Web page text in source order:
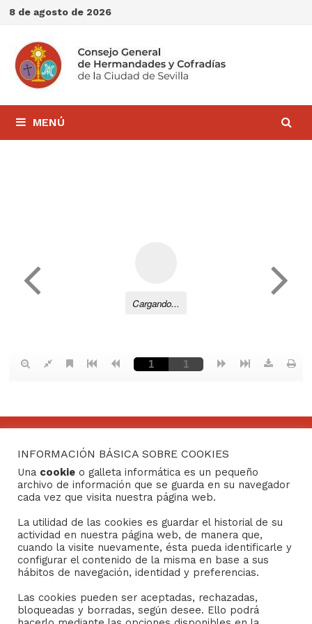
Saltar
contenido
8 de agosto de 2026
MENÚ
CONTACTO
Consejo General de Hermandades y Cofradías de la
ciudad de Sevilla
C/ San Gregorio 26. 41004- Sevilla
(+34) 954 21 59 27
boletin@hermandades-de-sevilla.org
INFORMACIÓN BÁSICA SOBRE COOKIES
Una cookie o galleta informática es un pequeño
archivo de información que se guarda en su navegador
cada vez que visita nuestra página web.
La utilidad de las cookies es guardar el historial de su
actividad en nuestra página web, de manera que,
cuando la visite nuevamente, ésta pueda identificarle y
configurar el contenido de la misma en base a sus
hábitos de navegación, identidad y preferencias.
Las cookies pueden ser aceptadas, rechazadas,
bloqueadas y borradas, según desee. Ello podrá